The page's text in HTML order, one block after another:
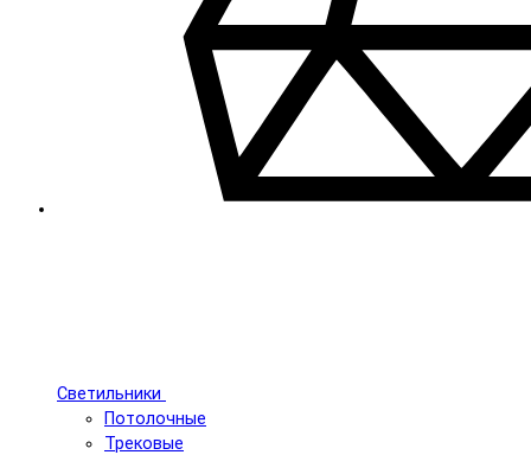
Светильники
Потолочные
Трековые